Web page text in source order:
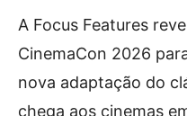
A Focus Features
CinemaCon 2026
nova adaptação do
chega aos cinemas